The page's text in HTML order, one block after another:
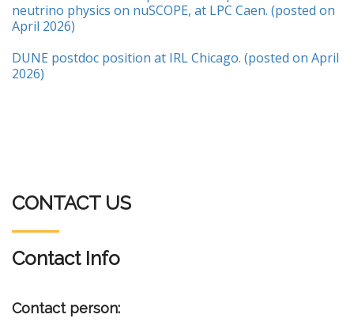
neutrino physics on nuSCOPE, at LPC Caen. (posted on
April 2026)
DUNE postdoc position at IRL Chicago. (posted on April
2026)
CONTACT US
Contact Info
Contact person: